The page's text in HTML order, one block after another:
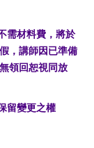
需材料費，將於
，講師因已準備
領回恕視同放
留變更之權